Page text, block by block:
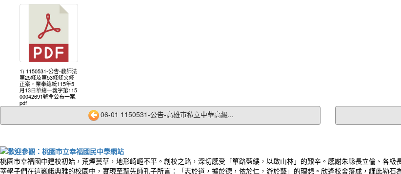
1) 1150531-公告-教師法
第25條及第53條條文修
正案，業奉總統115年5
月13日華總一義字第115
00042691號令公布一案.
pdf
06-01 1150531-公告-高雄市私立中華高級...
桃園市幸福國中建校初始，荒煙蔓草，地形崎嶇不平。創校之路，深切感受「篳路藍縷，以啟山林」的艱辛。感謝朱縣長立倫、各
莘學子們在這巍峨典雅的校園中，實現至聖先師孔子所言：「志於道，據於德，依於仁，游於藝」的理想。欣逢校舍落成，謹此勒石